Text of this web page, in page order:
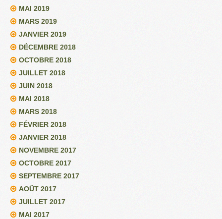
MAI 2019
MARS 2019
JANVIER 2019
DÉCEMBRE 2018
OCTOBRE 2018
JUILLET 2018
JUIN 2018
MAI 2018
MARS 2018
FÉVRIER 2018
JANVIER 2018
NOVEMBRE 2017
OCTOBRE 2017
SEPTEMBRE 2017
AOÛT 2017
JUILLET 2017
MAI 2017